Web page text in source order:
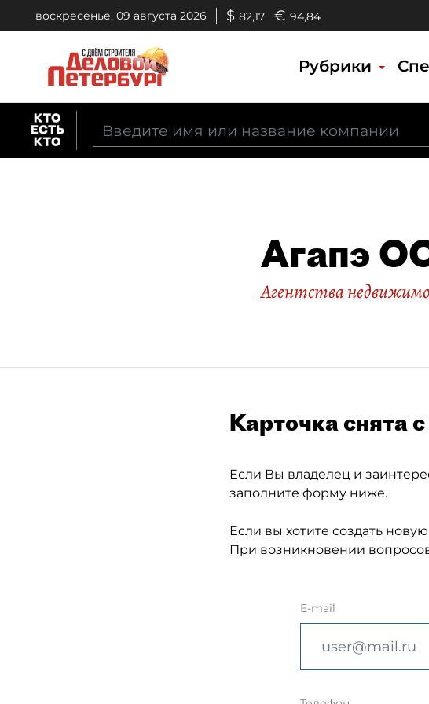
воскресенье, 09 августа 2026 $ 82,17 € 94,84
Рубрики
Агапэ
Агентства
Карточка снята
Если Вы владелец и
заполните форму ниже.
Если вы хотите создать
При возникновении
E-mail